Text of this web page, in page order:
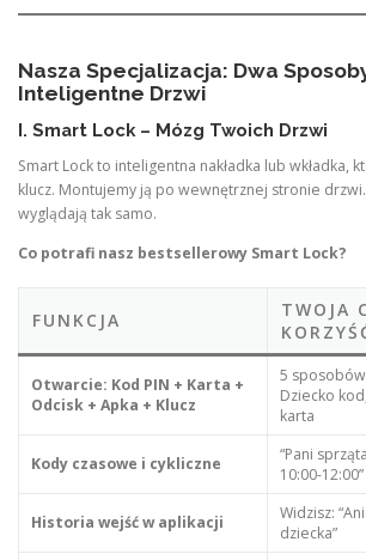
Nasza Specjalizacja: Dwa
Inteligentne Drzwi
I. Smart Lock – Mózg Twoich Drzwi
Smart Lock to inteligentna nakładka lub wkładka,
klucz. Montujemy ją po wewnętrznej stronie
wyglądają tak samo.
Co potrafi nasz bestsellerowy Smart Lock?
FUNKCJA
TWOJA
Otwarcie: Kod PIN + Karta +
Odcisk + Apka + Klucz
5
Dziecko
karta
Kody czasowe i cykliczne
“Pani
10:00-12:00”
Historia wejść w aplikacji
Widzisz:
dziecka”